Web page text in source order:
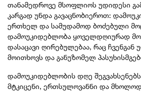
თანამედროვე მსოფლიოს უდიდესი
კარგად უნდა გავაცნობიეროთ:
ერთხელ და სამუდამოდ ბოძებული
დამოუკიდებლობა ყოველდღიურად
დასაცავი ღირებულებაა, რაც ჩვენგან
მოითხოვს და განუზომელ
დამოუკიდებლობის დღე
მტკიცენი, ერთსულოვანნი და მხოლოდ